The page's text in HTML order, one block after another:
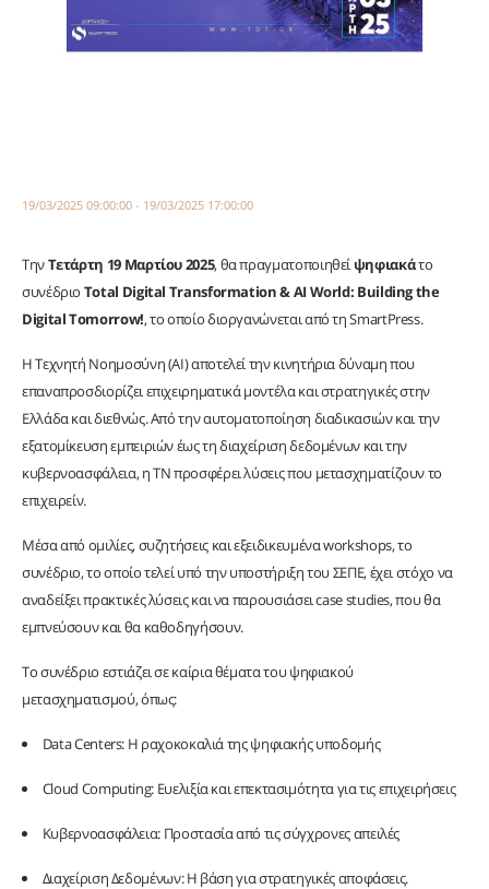
19/03/2025 09:00:00 - 19/03/2025 17:00:00
ΤηνΤετάρτη 19 Μαρτίου 2025, θα πραγματοποιηθείψηφιακάτο
συνέδριο Total Digital Transformation & AI World: Building the
Digital Tomorrow!, το οποίο διοργανώνεται από τη SmartPress.
Η Τεχνητή Νοημοσύνη (AI) αποτελεί την κινητήρια δύναμη που
επαναπροσδιορίζει επιχειρηματικά μοντέλα και στρατηγικές στην
Ελλάδα και διεθνώς. Από την αυτοματοποίηση διαδικασιών και την
εξατομίκευση εμπειριών έως τη διαχείριση δεδομένων και την
κυβερνοασφάλεια, η ΤΝ προσφέρει λύσεις που μετασχηματίζουν το
επιχειρείν.
Μέσα από ομιλίες, συζητήσεις και εξειδικευμένα workshops, το
συνέδριο, το οποίο τελεί υπό την υποστήριξη του ΣΕΠΕ, έχει στόχο να
αναδείξει πρακτικές λύσεις και να παρουσιάσει case studies, που θα
εμπνεύσουν και θα καθοδηγήσουν.
Το συνέδριο εστιάζει σε καίρια θέματα του ψηφιακού
μετασχηματισμού, όπως:
Data Centers: Η ραχοκοκαλιά της ψηφιακής υποδομής
Cloud Computing: Ευελιξία και επεκτασιμότητα για τις επιχειρήσεις
Κυβερνοασφάλεια: Προστασία από τις σύγχρονες απειλές
Διαχείριση Δεδομένων: Η βάση για στρατηγικές αποφάσεις.